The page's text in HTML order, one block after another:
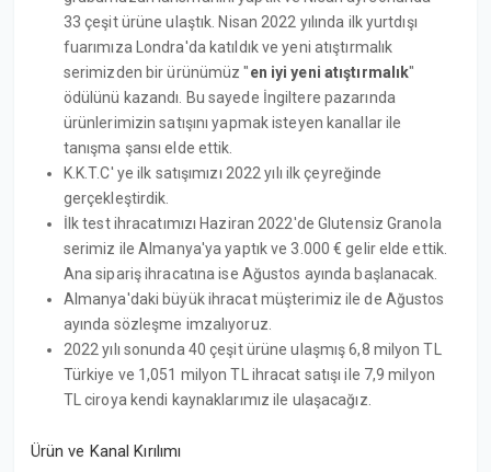
33 çeşit ürüne ulaştık. Nisan 2022 yılında ilk yurtdışı
fuarımıza Londra'da katıldık ve yeni atıştırmalık
serimizden bir ürünümüz "en iyi yeni atıştırmalık"
ödülünü kazandı. Bu sayede İngiltere pazarında
ürünlerimizin satışını yapmak isteyen kanallar ile
tanışma şansı elde ettik.
K.K.T.C' ye ilk satışımızı 2022 yılı ilk çeyreğinde
gerçekleştirdik.
İlk test ihracatımızı Haziran 2022'de Glutensiz Granola
serimiz ile Almanya'ya yaptık ve 3.000 € gelir elde ettik.
Ana sipariş ihracatına ise Ağustos ayında başlanacak.
Almanya'daki büyük ihracat müşterimiz ile de Ağustos
ayında sözleşme imzalıyoruz.
2022 yılı sonunda 40 çeşit ürüne ulaşmış 6,8 milyon TL
Türkiye ve 1,051 milyon TL ihracat satışı ile 7,9 milyon
TL ciroya kendi kaynaklarımız ile ulaşacağız.
Ürün ve Kanal Kırılımı